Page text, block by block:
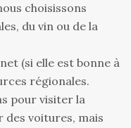
choisissons
du vin ou de la
(si elle est bonne à
régionales.
pour visiter la
des voitures, mais